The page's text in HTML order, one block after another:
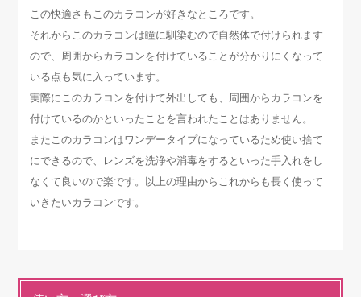
この快適さもこのカラコンが好きなところです。
それからこのカラコンは瞳に馴染むので自然体で付けられます
ので、周囲からカラコンを付けていることが分かりにくなって
いる点も気に入っています。
実際にこのカラコンを付けて外出しても、周囲からカラコンを
付けているのかといったことを言われたことはありません。
またこのカラコンはワンデータイプになっているため使い捨て
にできるので、レンズを洗浄や消毒をするといった手入れをし
なくて良いので楽です。以上の理由からこれからも長く使って
いきたいカラコンです。